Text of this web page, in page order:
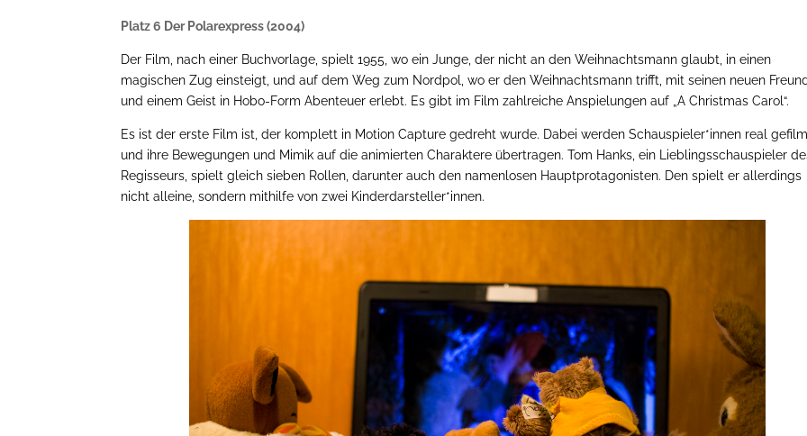
Platz 6 Der Polarexpress (2004)
Der Film, nach einer Buchvorlage, spielt 1955, wo ein Junge, der nicht an den Weihnachtsmann glaubt, in einen
magischen Zug einsteigt, und auf dem Weg zum Nordpol, wo er den Weihnachtsmann trifft, mit seinen neuen
und einem Geist in Hobo-Form Abenteuer erlebt. Es gibt im Film zahlreiche Anspielungen auf „A Christmas Carol“.
Es ist der erste Film ist, der komplett in Motion Capture gedreht wurde. Dabei werden Schauspieler*innen real
und ihre Bewegungen und Mimik auf die animierten Charaktere übertragen. Tom Hanks, ein Lieblingsschauspieler
Regisseurs, spielt gleich sieben Rollen, darunter auch den namenlosen Hauptprotagonisten. Den spielt er allerdings
nicht alleine, sondern mithilfe von zwei Kinderdarsteller*innen.